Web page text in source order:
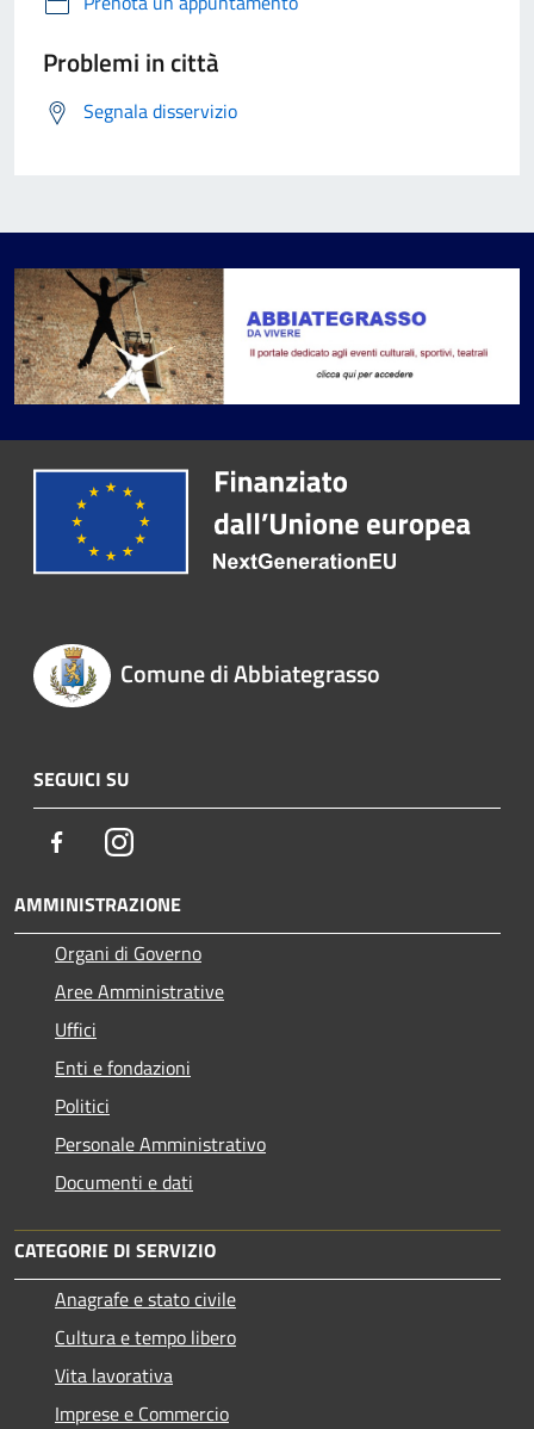
Problemi in città
Segnala disservizio
Comune di Abbiategrasso
SEGUICI SU
FacebookInstagram
AMMINISTRAZIONE
Organi di Governo
Aree Amministrative
Uffici
Enti e fondazioni
Politici
Personale Amministrativo
Documenti e dati
CATEGORIE DI SERVIZIO
Anagrafe e stato civile
Cultura e tempo libero
Vita lavorativa
Imprese e Commercio